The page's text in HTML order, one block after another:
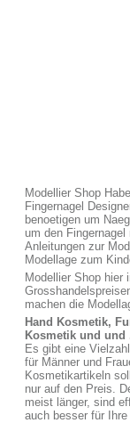
Modellier Shop
Fingernagel
benoetigen um
um den
Anleitungen zur
Modellage zum
Modellier Shop hier
machen die
Hand Kosmetik,
Kosmetik und und
Es gibt eine
für Männer und
Kosmetikartikeln
nur auf den Preis.
meist länger, sind
auch besser für